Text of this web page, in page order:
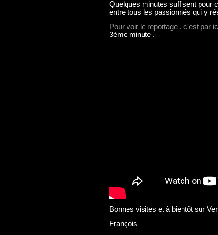
Quelques minutes suffisent pour
entre tous les passionnés qui y
Pour voir le reportage , c'est par
3éme minute .
Bonnes visites et à bientôt sur
François